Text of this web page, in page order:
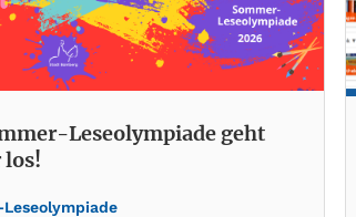
Leseolympiade geht
los!